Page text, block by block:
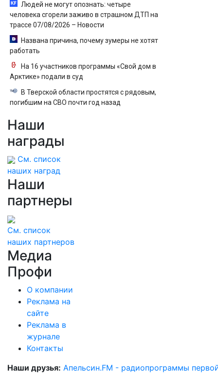
Людей не могут опознать: четыре
человека сгорели заживо в страшном ДТП на
трассе 07/08/2026 – Новости
Названа причина, почему зумеры не хотят
работать
На 16 участников программы «Свой дом в
Арктике» подали в суд
В Тверской области простятся с рядовым,
погибшим на СВО почти год назад
Наши
награды
См. список
наших наград
Наши
партнеры
См. список
наших партнеров
Медиа
Профи
О компании
Реклама на
сайте
Реклама в
журнале
Контакты
Наши друзья: Апельсин.FM - радиопрограммы